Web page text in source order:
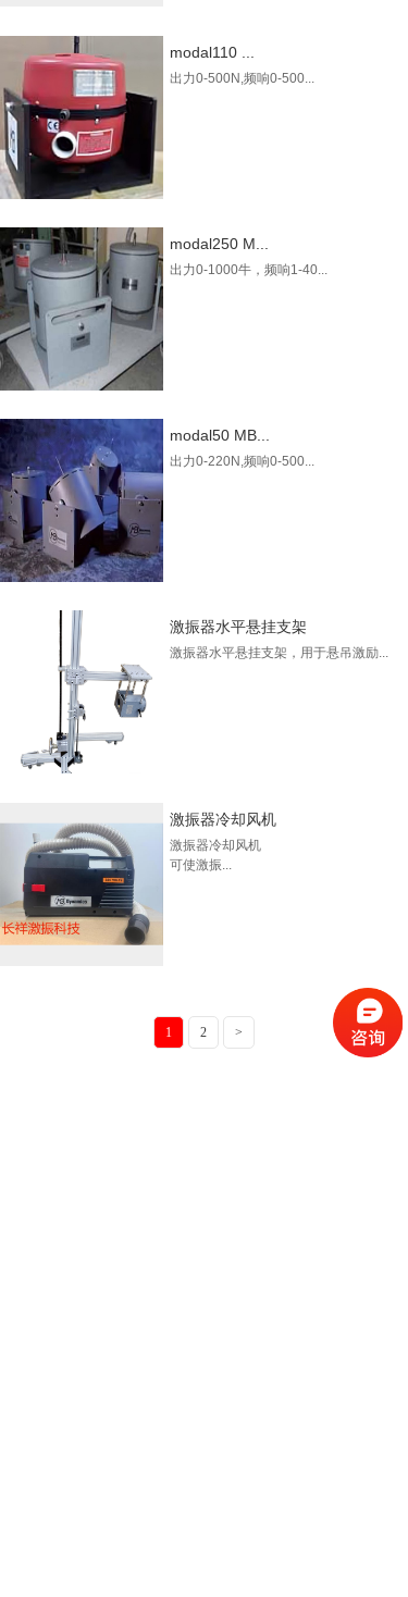
modal110 ...
出力0-500N,频响0-500...
modal250 M...
出力0-1000牛，频响1-40...
modal50 MB...
出力0-220N,频响0-500...
激振器水平悬挂支架
激振器水平悬挂支架，用于悬吊激励...
激振器冷却风机
激振器冷却风机
可使激振...
1 2 >